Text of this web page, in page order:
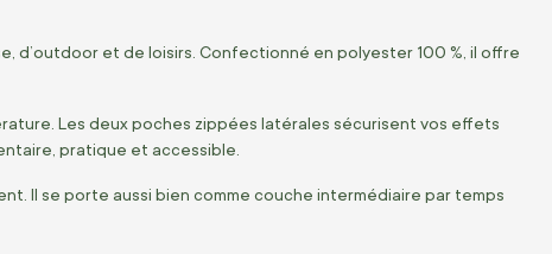
d’outdoor et de loisirs. Confectionné en polyester 100 %, il offre
Les deux poches zippées latérales sécurisent vos effets
pratique et accessible.
Il se porte aussi bien comme couche intermédiaire par temps